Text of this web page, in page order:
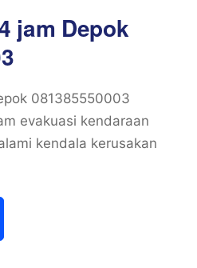
jam Depok
081385550003
evakuasi kendaraan
kendala kerusakan